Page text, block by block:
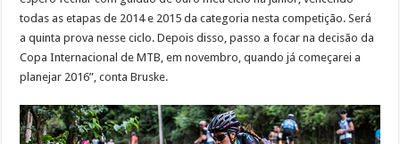
todas as etapas de 2014 e 2015 da categoria nesta competição. Será
a quinta prova nesse ciclo. Depois disso, passo a focar na decisão da
Copa Internacional de MTB, em novembro, quando já começarei a
planejar 2016”, conta Bruske.